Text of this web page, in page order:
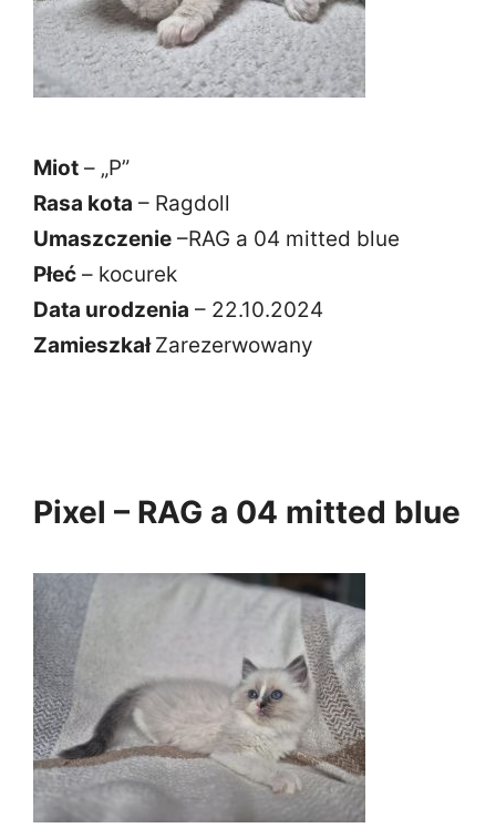
Miot – „P”
Rasa kota – Ragdoll
Umaszczenie –RAG a 04 mitted blue
Płeć – kocurek
Data urodzenia – 22.10.2024
ZamieszkałZarezerwowany
Pixel – RAG a 04 mitted blue